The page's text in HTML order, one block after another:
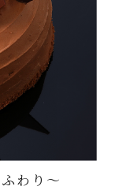
わり～